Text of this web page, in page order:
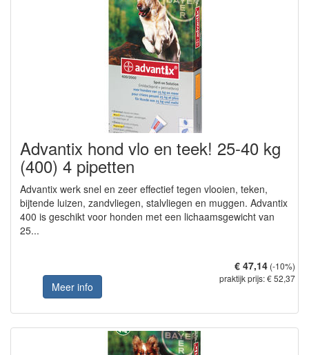
Advantix hond vlo en teek! 25-40 kg
(400) 4 pipetten
Advantix werk snel en zeer effectief tegen vlooien, teken,
bijtende luizen, zandvliegen, stalvliegen en muggen. Advantix
400 is geschikt voor honden met een lichaamsgewicht van
25...
Meer info
€ 47,14 (-10%)
praktijk prijs: € 52,37